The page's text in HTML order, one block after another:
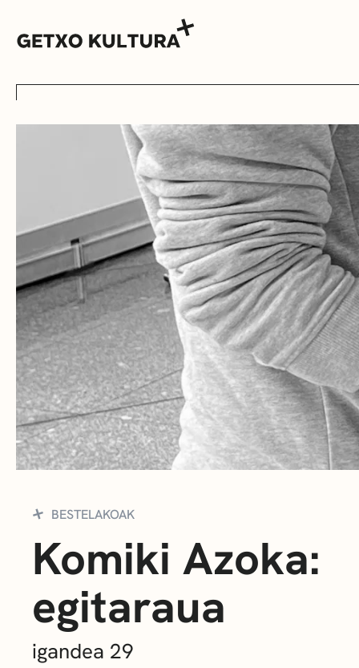
AGENDA
MUXIKEBARRI
KONTAKTUA
SARRERAK
BESTELAKOAK
Komiki Azoka:
egitaraua
igandea 29